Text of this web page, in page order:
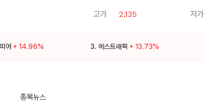
고가 2,135 저가
어 + 14.96% 3. 에스트래픽 + 13.73%
종목뉴스